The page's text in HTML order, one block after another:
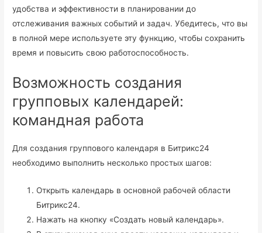
удобства и эффективности в планировании до
отслеживания важных событий и задач. Убедитесь, что вы
в полной мере используете эту функцию, чтобы сохранить
время и повысить свою работоспособность.
Возможность создания
групповых календарей:
командная работа
Для создания группового календаря в Битрикс24
необходимо выполнить несколько простых шагов:
Открыть календарь в основной рабочей области
Битрикс24.
Нажать на кнопку «Создать новый календарь».